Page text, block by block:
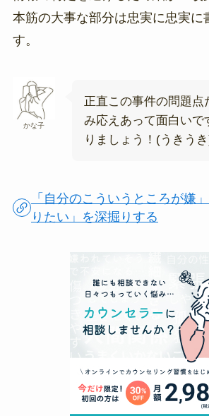
本筋の大事な部分は忠実に忠実に
す。
かな子
正直この事件の問題点
み応えあって面白いで
りましょう！(うきう
「自分のこういうところが嫌
りたい」を深掘りする